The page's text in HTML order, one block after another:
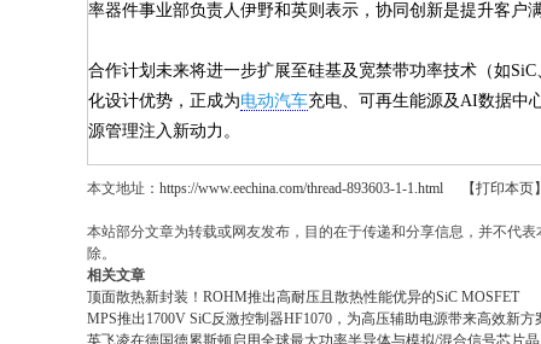
率器件事业部负责人伊野和英则表示，协同创新是提升客
合作计划未来将进一步扩展至硅基及宽禁带功率技术（如
化设计优势，正成为电动汽车充电、可再生能源及AI数据中
源管理注入新动力。
本文地址： https://www.eechina.com/thread-893603-1-1.html 【打印本页
本站部分文章为转载或网友发布，目的在于传递和分享信息，并不代
除。
相关文章
顶面散热新封装！ROHM推出高耐压且散热性能优异的SiC MOSFET
MPS推出1700V SiC反激控制器HF1070，为高压辅助电源带来高效新方
英飞凌在德国德累斯顿启用全球最大功率半导体与模拟/混合信号芯片